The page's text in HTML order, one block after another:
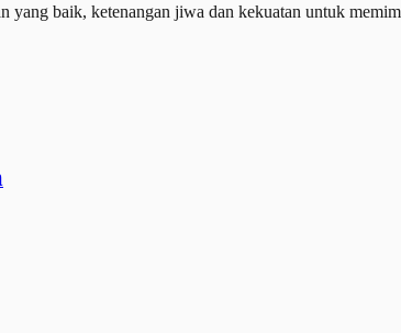
yang baik, ketenangan jiwa dan kekuatan untuk